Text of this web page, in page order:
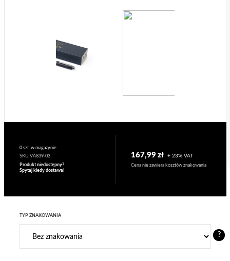
0 szt. w magazynie
SKU VA839-03
Produkt niedostępny?
Spytaj kiedy dostawa!
167,99 zł + 23% VAT
Cena nie zawiera kosztów znakowania
TYP ZNAKOWANIA
?